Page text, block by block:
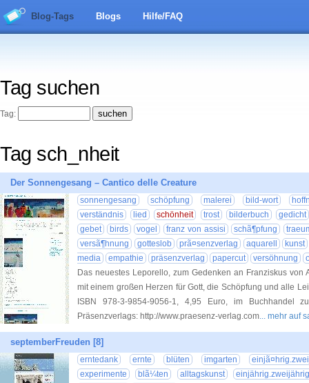
Blog-Tags Blogs Hilfe/FAQ
Tag suchen
Tag:
Tag sch_nheit
Der Sonnengesang – Cantico delle Creature
sonnengesang schöpfung malerei bild-wort
verständnis
lied schönheit trost bilderbuch
gedicht
gebet
birds vogel franz von assisi schã¶pfung
versã¶hnung
gotteslob prã¤senzverlag aquarell
kunst
media
empathie präsenzverlag papercut versöhnung
Das neuestes Leporello, zum Gedenken an Franziskus von
mit einem großen Herzen für Gott, die Schöpfung und alle
ISBN 978-3-9854-9056-1, 4,95 Euro, im Buchhandel
Präsenzverlags: http://www.praesenz-verlag.com... mehr auf
septemberFreuden [8]
erntedank ernte blüten imgarten
experimente
blã¼ten alltagskunst